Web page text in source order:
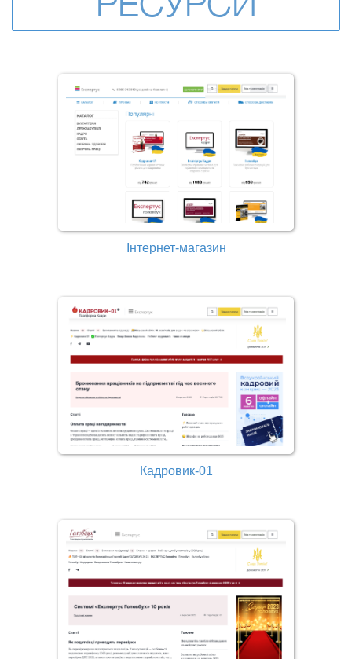
Інтернет-магазин
Кадровик-01